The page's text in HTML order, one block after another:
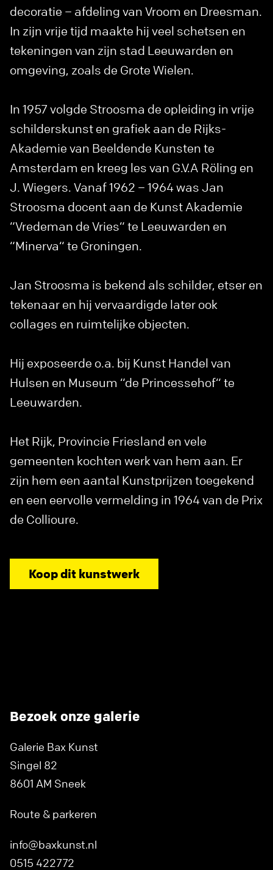
decoratie – afdeling van Vroom en Dreesman.
In zijn vrije tijd maakte hij veel schetsen en
tekeningen van zijn stad Leeuwarden en
omgeving, zoals de Grote Wielen.
In 1957 volgde Stroosma de opleiding in vrije
schilderskunst en grafiek aan de Rijks-
Akademie van Beeldende Kunsten te
Amsterdam en kreeg les van G.V.A Röling en
J. Wiegers. Vanaf 1962 – 1964 was Jan
Stroosma docent aan de Kunst Akademie
“Vredeman de Vries“ te Leeuwarden en
“Minerva“ te Groningen.
Jan Stroosma is bekend als schilder, etser en
tekenaar en hij vervaardigde later ook
collages en ruimtelijke objecten.
Hij exposeerde o.a. bij Kunst Handel van
Hulsen en Museum “de Princessehof“ te
Leeuwarden.
Het Rijk, Provincie Friesland en vele
gemeenten kochten werk van hem aan. Er
zijn hem een aantal Kunstprijzen toegekend
en een eervolle vermelding in 1964 van de Prix
de Collioure.
Koop dit kunstwerk
Bezoek onze galerie
Galerie Bax Kunst
Singel 82
8601 AM Sneek
Route & parkeren
info@baxkunst.nl
0515 422772